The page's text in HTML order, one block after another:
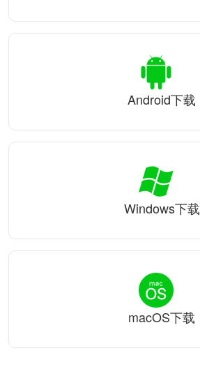
Android下载
Windows下载
macOS下载